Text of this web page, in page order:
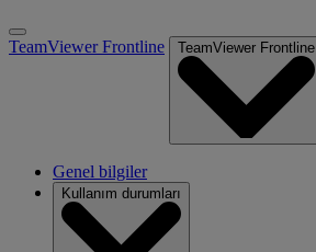
TeamViewer Frontline TeamViewer Frontline
Genel bilgiler
Kullanım durumları